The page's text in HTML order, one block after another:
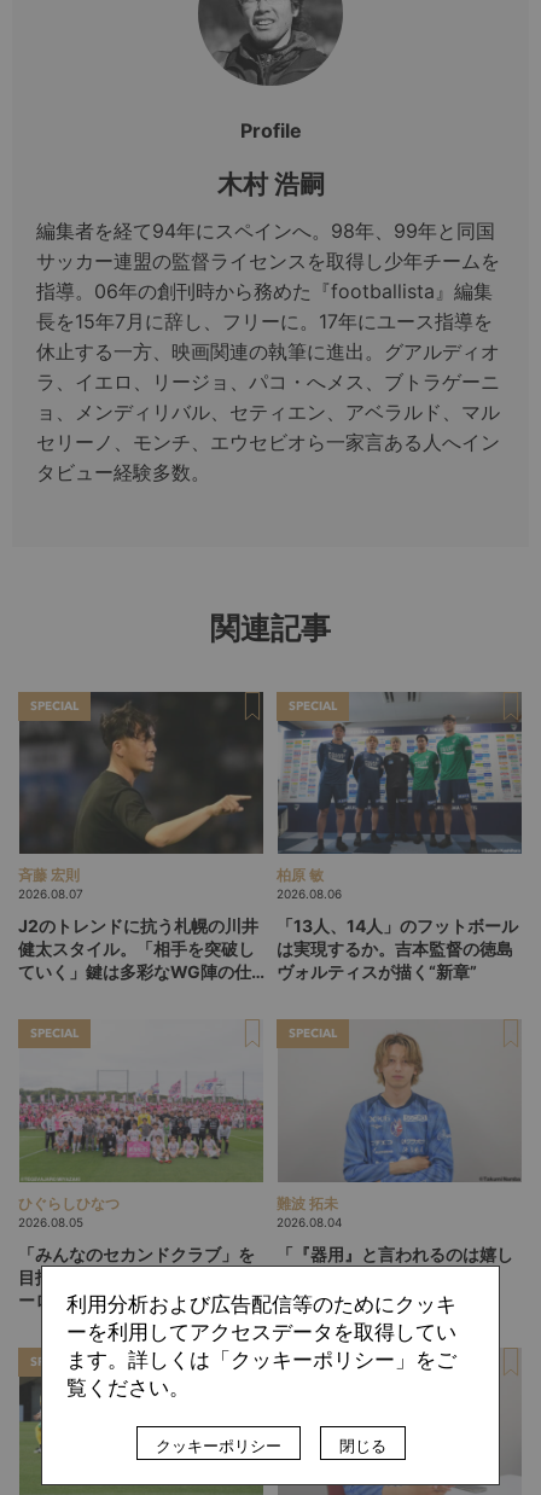
Profile
木村 浩嗣
編集者を経て94年にスペインへ。98年、99年と同国
サッカー連盟の監督ライセンスを取得し少年チームを
指導。06年の創刊時から務めた『footballista』編集
長を15年7月に辞し、フリーに。17年にユース指導を
休止する一方、映画関連の執筆に進出。グアルディオ
ラ、イエロ、リージョ、パコ・へメス、ブトラゲーニ
ョ、メンディリバル、セティエン、アベラルド、マル
セリーノ、モンチ、エウセビオら一家言ある人へイン
タビュー経験多数。
関連記事
SPECIAL
斉藤 宏則
2026.08.07
J2のトレンドに抗う札幌の川井
健太スタイル。「相手を突破し
ていく」鍵は多彩なWG陣の仕
SPECIAL
柏原 敏
2026.08.06
「13人、14人」のフットボール
は実現するか。吉本監督の徳島
ヴォルティスが描く“新章”
SPECIAL
ひぐらしひなつ
2026.08.05
「みんなのセカンドクラブ」を
目指して。躍進するテゲバジャ
ーロ宮崎が示す「クラブを育て
る」という価値観
SPECIAL
難波 拓未
2026.08.04
「『器用』と言われるのは嬉し
く、"恐い選手"への進化論
SPECIAL SPECIAL
利用分析および広告配信等のためにクッキ
ーを利用してアクセスデータを取得してい
ます。詳しくは「クッキーポリシー」をご
覧ください。
クッキーポリシー 閉じる